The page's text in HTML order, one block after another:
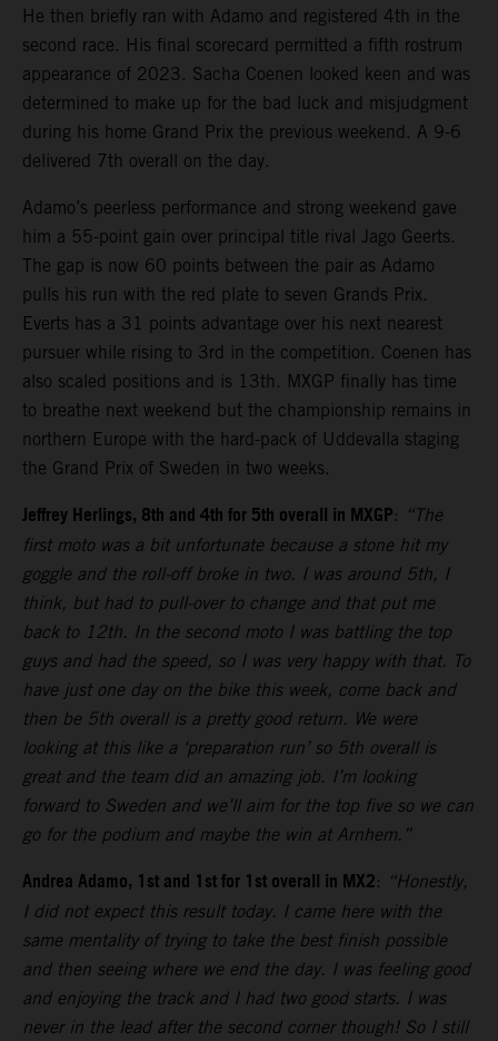
He then briefly ran with Adamo and registered 4th in the
second race. His final scorecard permitted a fifth rostrum
appearance of 2023. Sacha Coenen looked keen and was
determined to make up for the bad luck and misjudgment
during his home Grand Prix the previous weekend. A 9-6
delivered 7th overall on the day.
Adamo’s peerless performance and strong weekend gave
him a 55-point gain over principal title rival Jago Geerts.
The gap is now 60 points between the pair as Adamo
pulls his run with the red plate to seven Grands Prix.
Everts has a 31 points advantage over his next nearest
pursuer while rising to 3rd in the competition. Coenen has
also scaled positions and is 13th. MXGP finally has time
to breathe next weekend but the championship remains in
northern Europe with the hard-pack of Uddevalla staging
the Grand Prix of Sweden in two weeks.
Jeffrey Herlings, 8th and 4th for 5th overall in MXGP: “The
first moto was a bit unfortunate because a stone hit my
goggle and the roll-off broke in two. I was around 5th, I
think, but had to pull-over to change and that put me
back to 12th. In the second moto I was battling the top
guys and had the speed, so I was very happy with that. To
have just one day on the bike this week, come back and
then be 5th overall is a pretty good return. We were
looking at this like a ‘preparation run’ so 5th overall is
great and the team did an amazing job. I’m looking
forward to Sweden and we’ll aim for the top five so we can
go for the podium and maybe the win at Arnhem.”
Andrea Adamo, 1st and 1st for 1st overall in MX2: “Honestly,
I did not expect this result today. I came here with the
same mentality of trying to take the best finish possible
and then seeing where we end the day. I was feeling good
and enjoying the track and I had two good starts. I was
never in the lead after the second corner though! So I still